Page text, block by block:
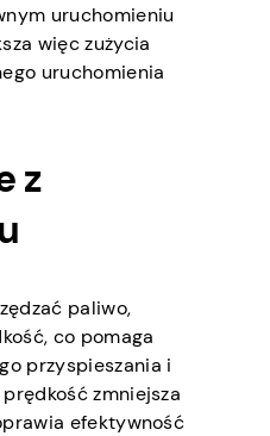
uruchomieniu
więc zużycia
uruchomienia
z
paliwo,
co pomaga
przyspieszania i
zmniejsza
efektywność